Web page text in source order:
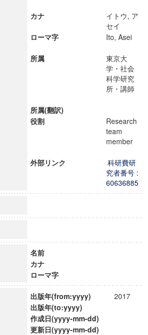
カナ
イトウ, ア
セイ
ローマ字
Ito, Asei
所属
東京大
学・社会
科学研究
所・講師
所属(翻訳)
役割
Research
team
member
外部リンク
科研費研
究者番号 :
60636885
名前
カナ
ローマ字
出版年(from:yyyy)
2017
出版年(to:yyyy)
作成日(yyyy-mm-dd)
更新日(yyyy-mm-dd)